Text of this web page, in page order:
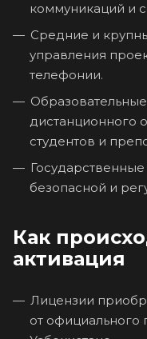
коммуникаций и
Средние и
управления
телефонии.
дистанционного
студентов и
безопасной и
Как
активация
Лицензии
от официального